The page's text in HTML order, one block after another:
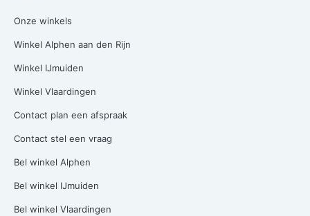
Onze winkels
Winkel Alphen aan den Rijn
Winkel IJmuiden
Winkel Vlaardingen
Contact plan een afspraak
Contact stel een vraag
Bel winkel Alphen
Bel winkel IJmuiden
Bel winkel Vlaardingen